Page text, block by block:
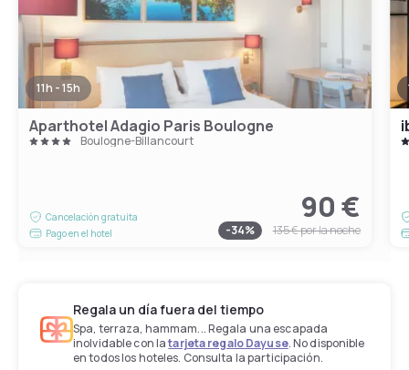
11h - 15h
Aparthotel Adagio Paris Boulogne
Boulogne-Billancourt
Cancelación gratuita
Pago en el hotel
90 €
-34% 135 €por la noche
Regala un día fuera del tiempo
Spa, terraza, hammam... Regala una escapada
inolvidable con latarjeta regalo Dayuse. No disponible
en todos los hoteles. Consulta la participación.